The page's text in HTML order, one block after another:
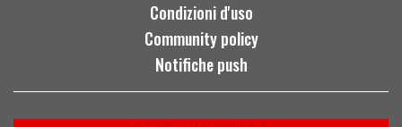
Condizioni d'uso
Community policy
Notifiche push